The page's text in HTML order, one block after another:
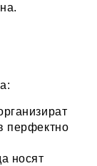
перфектно
носят